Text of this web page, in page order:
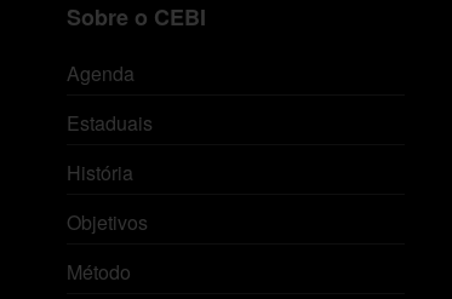
Sobre o CEBI
Agenda
Estaduais
História
Objetivos
Método